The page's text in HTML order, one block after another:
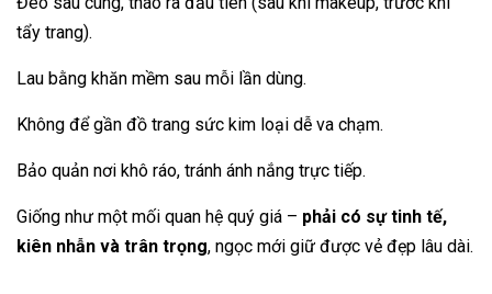
tẩy trang).
Lau bằng khăn mềm sau mỗi lần dùng.
Không để gần đồ trang sức kim loại dễ va chạm.
Bảo quản nơi khô ráo, tránh ánh nắng trực tiếp.
Giống như một mối quan hệ quý giá – phải có sự tinh tế,
kiên nhẫn và trân trọng, ngọc mới giữ được vẻ đẹp lâu dài.